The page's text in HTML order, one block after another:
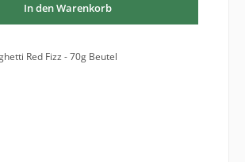
In den Warenkorb